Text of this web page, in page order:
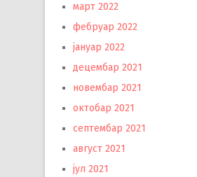
март 2022
фебруар 2022
јануар 2022
децембар 2021
новембар 2021
октобар 2021
септембар 2021
август 2021
јул 2021